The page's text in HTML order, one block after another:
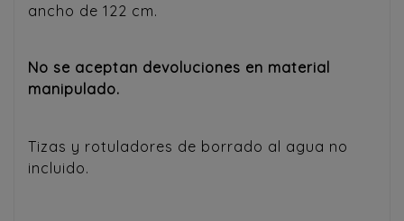
ancho de 122 cm.
No se aceptan devoluciones en material
manipulado.
Tizas y rotuladores de borrado al agua no
incluido.